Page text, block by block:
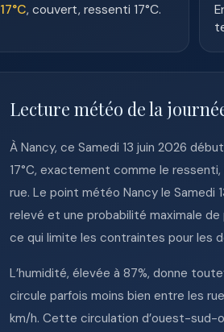
17°C, couvert, ressenti 17°C.
Lecture météo de la
À Nancy, ce Samedi 13 juin 2026
17°C, exactement comme le
rue. Le point météo Nancy le Samedi
relevé et une probabilité maximale
ce qui limite les contraintes pour les
L’humidité, élevée à 87%, donne
circule parfois moins bien entre les
km/h. Cette circulation d’ouest-sud-